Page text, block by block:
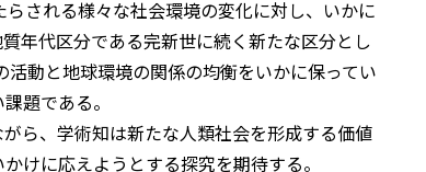
される様々な社会環境の変化に対し、いかに
年代区分である完新世に続く新たな区分とし
動と地球環境の関係の均衡をいかに保ってい
題である。
ら、学術知は新たな人類社会を形成する価値
けに応えようとする探究を期待する。